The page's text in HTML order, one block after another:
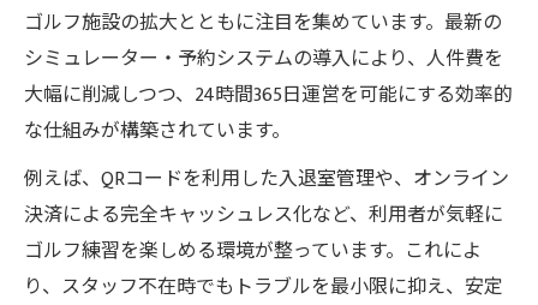
ゴルフ施設の拡大とともに注目を集めています。最新の
シミュレーター・予約システムの導入により、人件費を
大幅に削減しつつ、24時間365日運営を可能にする効率的
な仕組みが構築されています。
例えば、QRコードを利用した入退室管理や、オンライン
決済による完全キャッシュレス化など、利用者が気軽に
ゴルフ練習を楽しめる環境が整っています。これによ
り、スタッフ不在時でもトラブルを最小限に抑え、安定